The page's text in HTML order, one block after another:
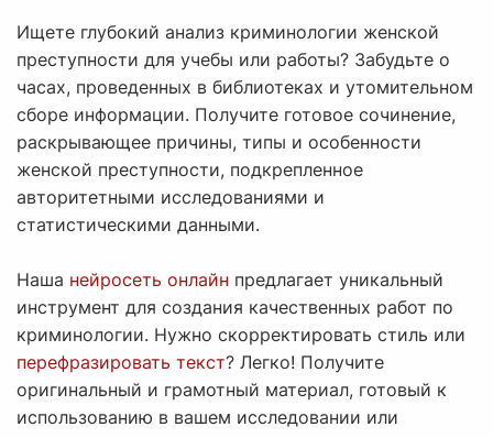
Ищете глубокий анализ криминологии женской
преступности для учебы или работы? Забудьте о
часах, проведенных в библиотеках и утомительном
сборе информации. Получите готовое сочинение,
раскрывающее причины, типы и особенности
женской преступности, подкрепленное
авторитетными исследованиями и
статистическими данными.
Наша нейросеть онлайн предлагает уникальный
инструмент для создания качественных работ по
криминологии. Нужно скорректировать стиль или
перефразировать текст? Легко! Получите
оригинальный и грамотный материал, готовый к
использованию в вашем исследовании или